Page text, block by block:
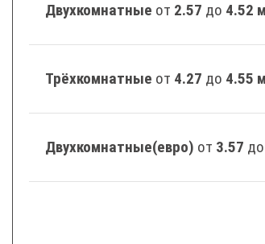
Двухкомнатные от 2.57 до 4.52
Трёхкомнатные от 4.27 до 4.55
Двухкомнатные(евро) от 3.57 до